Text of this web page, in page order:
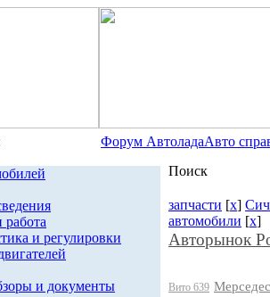
Форум АвтоладаАвто
работа
и регулировки
и документы
Поиск
запчасти [x]
автомобили [x]
Авторынок
Вито 639